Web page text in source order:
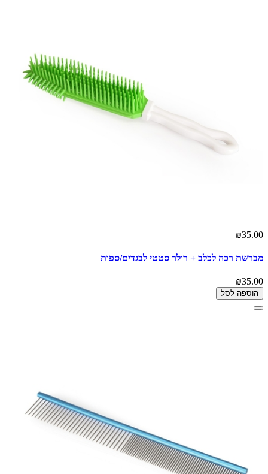
₪35.00
מברשת רכה לכלב + רולר סטטי לבגדים/ספות
₪35.00
הוספה לסל